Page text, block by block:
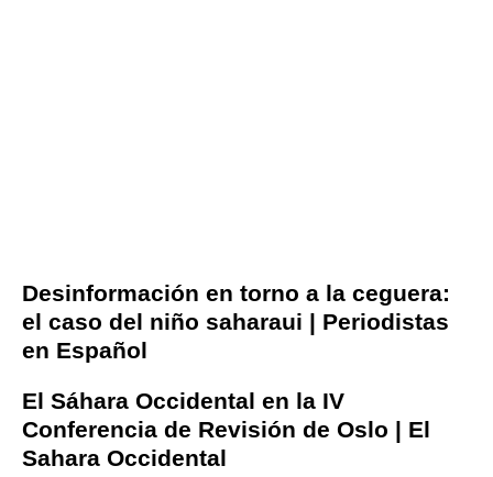
Desinformación en torno a la ceguera:
el caso del niño saharaui | Periodistas
en Español
El Sáhara Occidental en la IV
Conferencia de Revisión de Oslo | El
Sahara Occidental